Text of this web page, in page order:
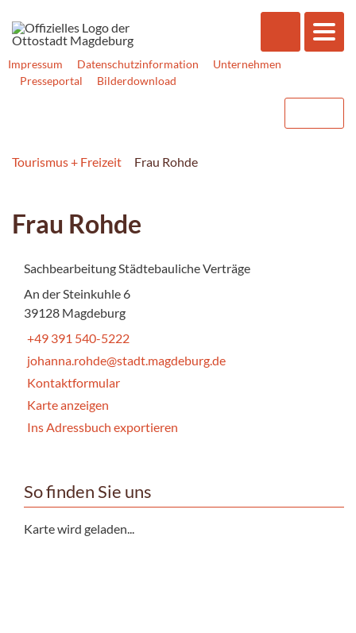
Impressum Datenschutzinformation
Unternehmen
Presseportal
Bilderdownload
Tourismus + Freizeit Frau Rohde
Frau Rohde
Sachbearbeitung Städtebauliche Verträge
An der Steinkuhle 6
39128 Magdeburg
+49 391 540-5222
johanna.rohde@stadt.magdeburg.de
Kontaktformular
Karte anzeigen
Ins Adressbuch exportieren
So finden Sie uns
Karte wird geladen...